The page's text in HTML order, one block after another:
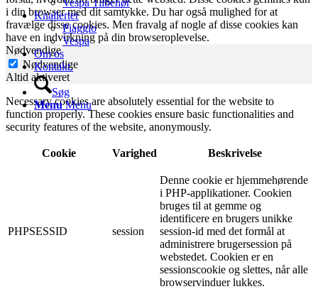
Vespa Tilbehør
Knallerter
Piaggio
Vespa
Om os
Kontakt.
Søg
Menu Menu
i din browser med dit samtykke. Du har også mulighed for at
fravælge disse cookies. Men fravalg af nogle af disse cookies kan
have en indvirkning på din browseroplevelse.
Nødvendige
Nødvendige
Altid aktiveret
Necessary cookies are absolutely essential for the website to
function properly. These cookies ensure basic functionalities and
security features of the website, anonymously.
Cookie Varighed Beskrivelse
PHPSESSID session
Denne cookie er hjemmehørende
i PHP-applikationer. Cookien
bruges til at gemme og
identificere en brugers unikke
session-id med det formål at
administrere brugersession på
webstedet. Cookien er en
sessionscookie og slettes, når alle
browservinduer lukkes.